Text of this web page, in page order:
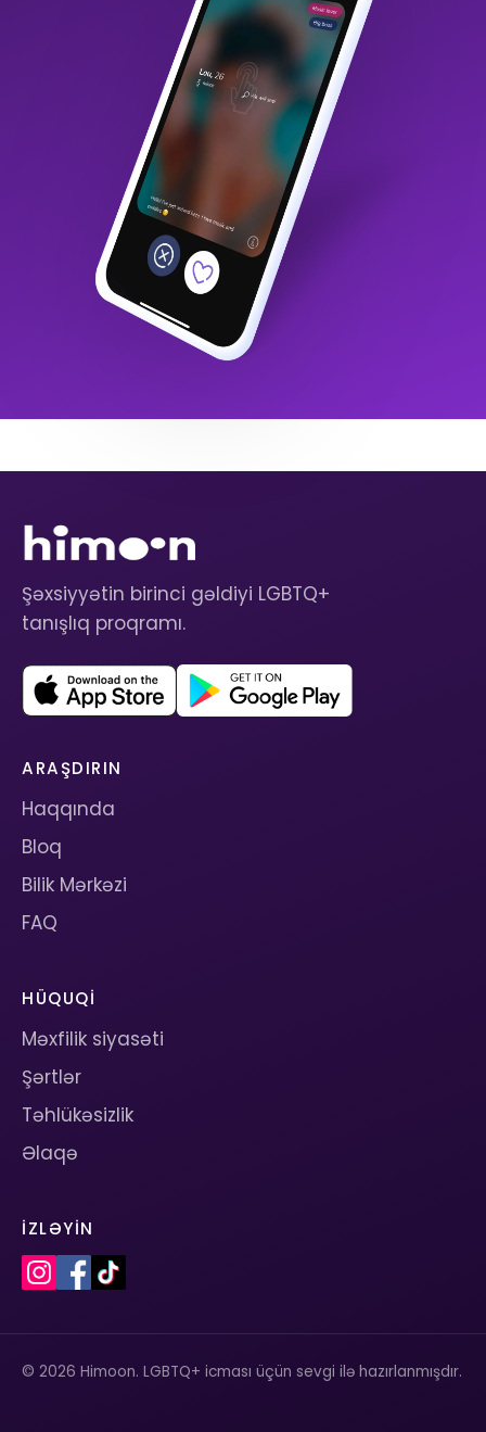
Şəxsiyyətin birinci gəldiyi LGBTQ+
tanışlıq proqramı.
ARAŞDIRIN
Haqqında
Bloq
Bilik Mərkəzi
FAQ
HÜQUQI
Məxfilik siyasəti
Şərtlər
Təhlükəsizlik
Əlaqə
İZLƏYIN
© 2026 Himoon. LGBTQ+ icması üçün sevgi ilə hazırlanmışdır.